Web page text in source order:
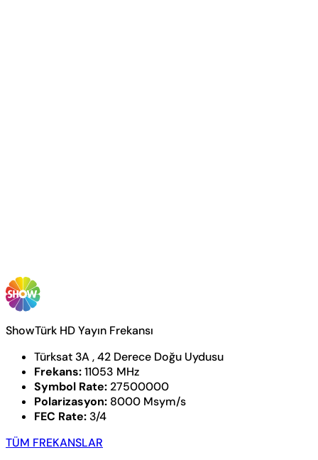
ShowTürk HD Yayın Frekansı
Türksat 3A , 42 Derece Doğu Uydusu
Frekans:11053 MHz
Symbol Rate: 27500000
Polarizasyon: 8000 Msym/s
FEC Rate: 3/4
TÜM FREKANSLAR